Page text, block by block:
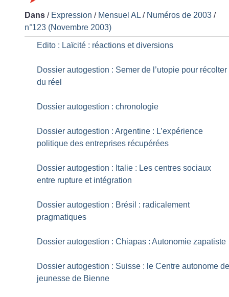
Dans / Expression / Mensuel AL / Numéros de 2003 /
n°123 (Novembre 2003)
Edito : Laïcité : réactions et diversions
Dossier autogestion : Semer de l’utopie pour récolter
du réel
Dossier autogestion : chronologie
Dossier autogestion : Argentine : L’expérience
politique des entreprises récupérées
Dossier autogestion : Italie : Les centres sociaux
entre rupture et intégration
Dossier autogestion : Brésil : radicalement
pragmatiques
Dossier autogestion : Chiapas : Autonomie zapatiste
Dossier autogestion : Suisse : le Centre autonome
jeunesse de Bienne